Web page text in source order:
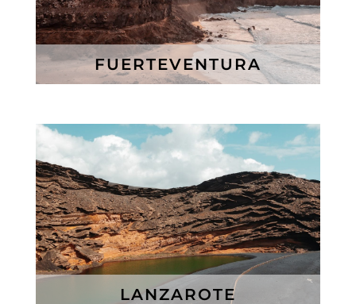
FUERTEVENTURA
LANZAROTE